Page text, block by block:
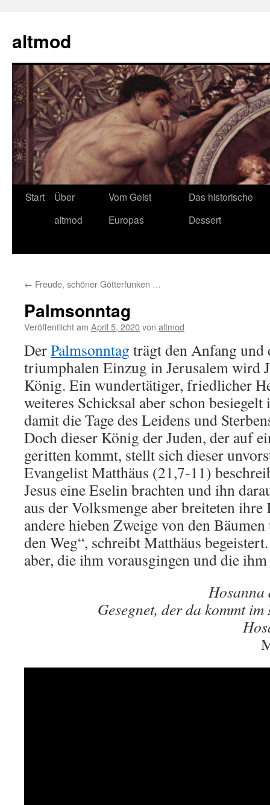
springen
altmod
Start
Über
altmod
Vom Geist
Europas
Das historische
Dessert
← Freude, schöner Götterfunken …
Palmsonntag
Veröffentlicht am April 5, 2020von altmod
DerPalmsonntag trägt den Anfang und
triumphalen Einzug in Jerusalem wird
König. Ein wundertätiger, friedlicher
weiteres Schicksal aber schon
damit die Tage des Leidens und
Doch dieser König der Juden, der auf
geritten kommt, stellt sich dieser
Evangelist Matthäus (21,7-11)
Jesus eine Eselin brachten und ihn
aus der Volksmenge aber breiteten
andere hieben Zweige von den
den Weg“, schreibt Matthäus
aber, die ihm vorausgingen und die
Hosanna
Gesegnet, der da kommt